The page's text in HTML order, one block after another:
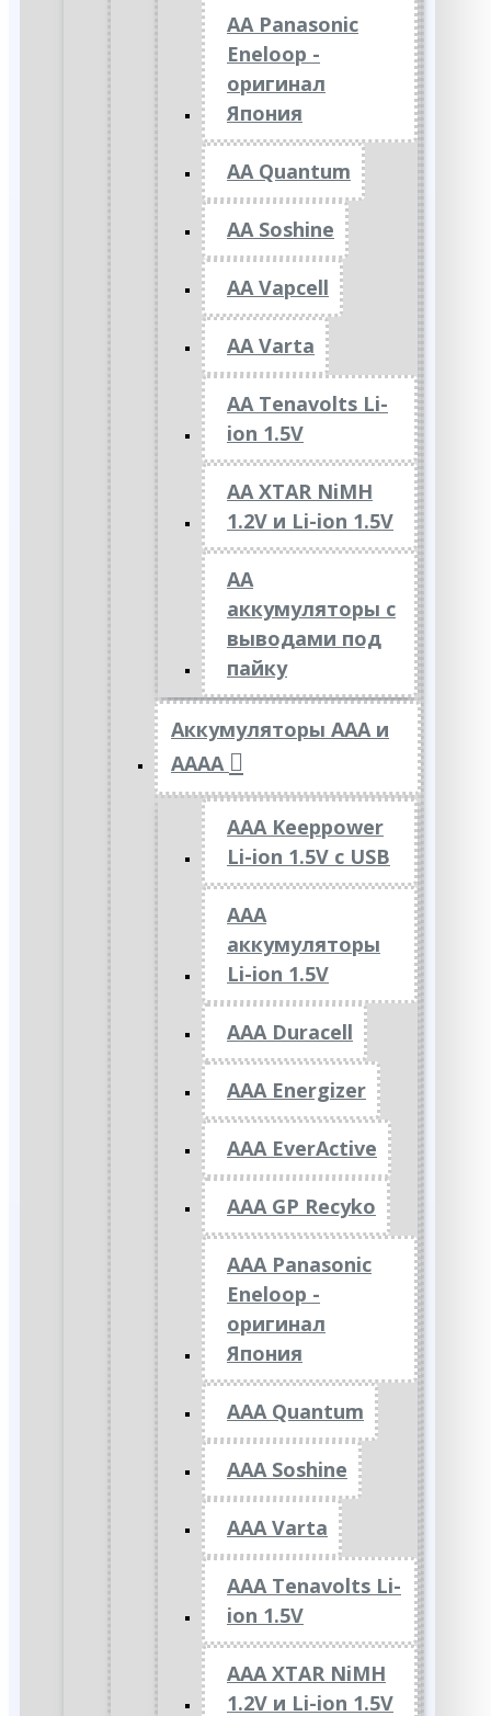
AA Panasonic
Eneloop -
оригинал
Япония
AA Quantum
AA Soshine
AA Vapcell
AA Varta
AA Tenavolts Li-
ion 1.5V
AA XTAR NiMH
1.2V и Li-ion 1.5V
АА
аккумуляторы с
выводами под
пайку
Аккумуляторы ААА и
АААА
AAA Keeppower
Li-ion 1.5V с USB
ААА
аккумуляторы
Li-ion 1.5V
AAA Duracell
AAA Energizer
AAA EverActive
AAA GP Recyko
AAA Panasonic
Eneloop -
оригинал
Япония
AAA Quantum
AAA Soshine
AAA Varta
AAA Tenavolts Li-
ion 1.5V
AAA XTAR NiMH
1.2V и Li-ion 1.5V